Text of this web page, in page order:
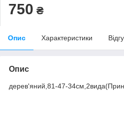
750 ₴
Опис Характеристики
Опис
дерев'яний,81-47-